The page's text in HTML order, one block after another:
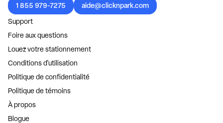
1 855 979-7275
aide@clicknpark.com
Support
Foire aux questions
Louez votre stationnement
Conditions d'utilisation
Politique de confidentialité
Politique de témoins
À propos
Blogue